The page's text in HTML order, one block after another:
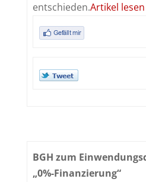
entschieden.Artikel lesen
BGH zum
„0%-Finanzierung“